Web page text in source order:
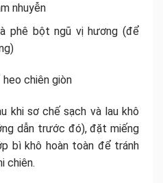
nhuyễn
phê bột ngũ vị hương (để
chiên giòn
khi sơ chế sạch và lau khô
dẫn trước đó), đặt miếng
bì khô hoàn toàn để tránh
chiên.